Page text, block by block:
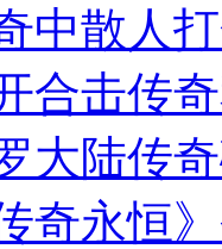
中散人
合击传
大陆传
传奇永恒